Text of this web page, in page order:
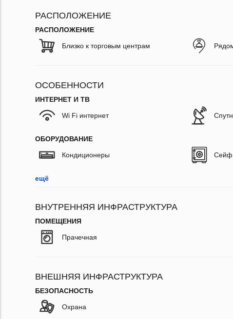
РАСПОЛОЖЕНИЕ
РАСПОЛОЖЕНИЕ
Близко к торговым центрам
ОСОБЕННОСТИ
ИНТЕРНЕТ И ТВ
Wi Fi интернет
ОБОРУДОВАНИЕ
Кондиционеры Сейф
ещё
ВНУТРЕННЯЯ ИНФРАСТРУКТУРА
ПОМЕЩЕНИЯ
Прачечная
ВНЕШНЯЯ ИНФРАСТРУКТУРА
БЕЗОПАСНОСТЬ
Охрана